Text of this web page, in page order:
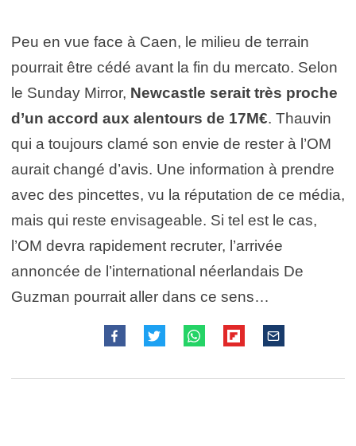
Peu en vue face à Caen, le milieu de terrain
pourrait être cédé avant la fin du mercato. Selon
le Sunday Mirror, Newcastle serait très proche
d’un accord aux alentours de 17M€. Thauvin
qui a toujours clamé son envie de rester à l’OM
aurait changé d’avis. Une information à prendre
avec des pincettes, vu la réputation de ce média,
mais qui reste envisageable. Si tel est le cas,
l’OM devra rapidement recruter, l’arrivée
annoncée de l’international néerlandais De
Guzman pourrait aller dans ce sens…